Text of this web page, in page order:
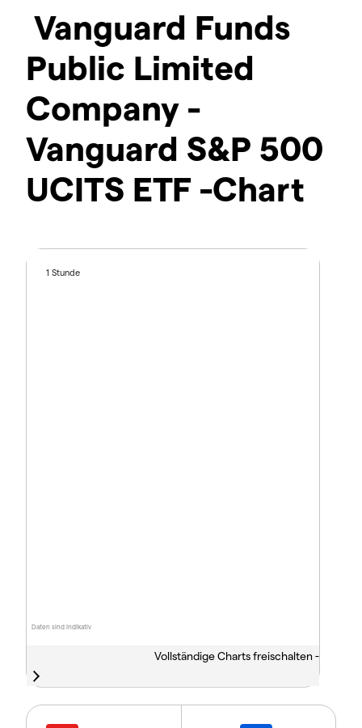
Vanguard Funds
Public Limited
Company -
Vanguard S&P 500
UCITS ETF -Chart
Daten sind indikativ
1 Stunde
Vollständige Charts freischalten -